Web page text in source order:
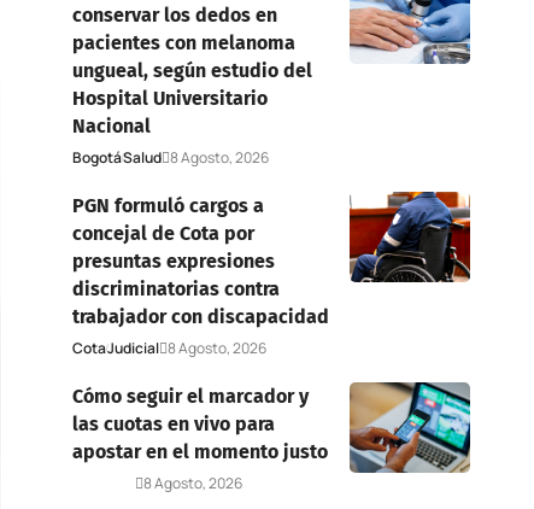
conservar los dedos en
pacientes con melanoma
ungueal, según estudio del
Hospital Universitario
Nacional
BogotáSalud 8 Agosto, 2026
PGN formuló cargos a
concejal de Cota por
presuntas expresiones
discriminatorias contra
trabajador con discapacidad
CotaJudicial 8 Agosto, 2026
Cómo seguir el marcador y
las cuotas en vivo para
apostar en el momento justo
8 Agosto, 2026